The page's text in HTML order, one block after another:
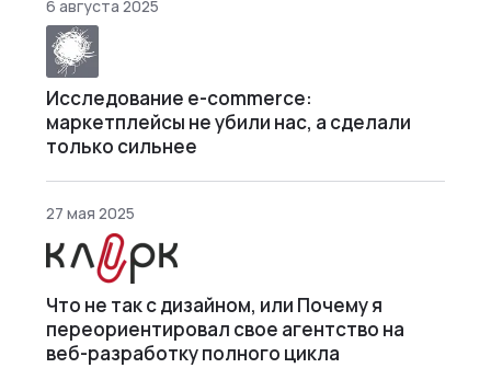
6 августа 2025
Исследование e-commerce:
маркетплейсы не убили нас, а сделали
только сильнее
27 мая 2025
Что не так с дизайном, или Почему я
переориентировал свое агентство на
веб-разработку полного цикла